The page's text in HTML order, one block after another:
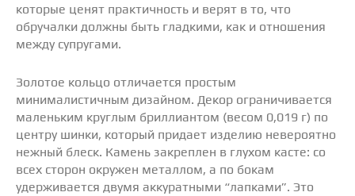
которые ценят практичность и верят в то, что
обручалки должны быть гладкими, как и отношения
между супругами.
Золотое кольцо отличается простым
минималистичным дизайном. Декор ограничивается
маленьким круглым бриллиантом (весом 0,019 г) по
центру шинки, который придает изделию невероятно
нежный блеск. Камень закреплен в глухом касте: со
всех сторон окружен металлом, а по бокам
удерживается двумя аккуратными “лапками”. Это